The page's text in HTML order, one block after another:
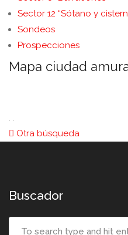
Sector 12 “Sótano y
Sondeos
Prospecciones
Mapa ciudad
. .
Otra búsqueda
Buscador